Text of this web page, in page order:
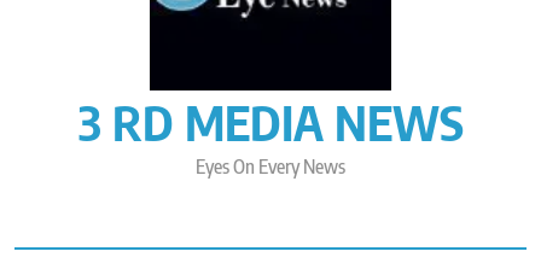
3 RD MEDIA NEWS
Eyes On Every News